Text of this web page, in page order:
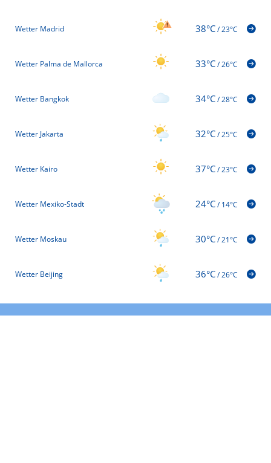
Wetter Madrid 38°C/23°C
Wetter Palma de Mallorca 33°C/26°C
Wetter Bangkok 34°C/28°C
Wetter Jakarta 32°C/25°C
Wetter Kairo 37°C/23°C
Wetter Mexiko-Stadt 24°C/14°C
Wetter Moskau 30°C/21°C
Wetter Beijing 36°C/26°C